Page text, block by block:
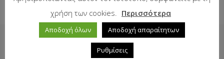
Δείτε επίσης
χρήση των cookies.
Περισσότερα
Αποδοχή όλων Αποδοχή απαραίτητων
Ρυθμίσεις